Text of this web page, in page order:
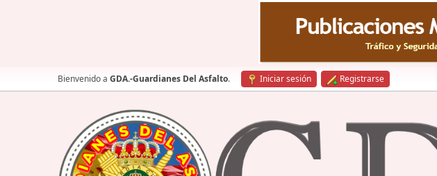
Bienvenido a GDA.-Guardianes Del Asfalto. Iniciar sesión Registrarse